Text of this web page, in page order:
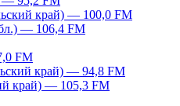
край) — 100,0 FM
— 106,4 FM
FM
край) — 94,8 FM
край) — 105,3 FM